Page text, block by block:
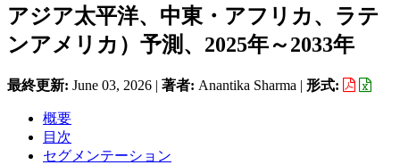
アジア太平洋、中東・アフリカ、ラテ
ンアメリカ）予測、2025年～2033年
最終更新: June 03, 2026 | 著者: Anantika Sharma | 形式:
概要
目次
セグメンテーション